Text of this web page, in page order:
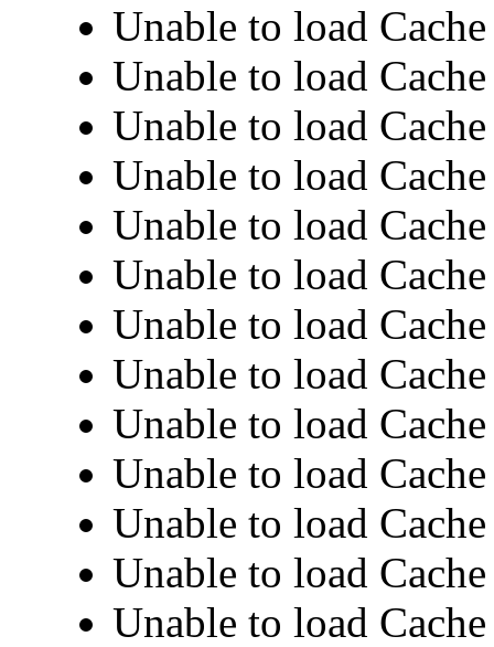
Unable to load
Unable to load
Unable to load
Unable to load
Unable to load
Unable to load
Unable to load
Unable to load
Unable to load
Unable to load
Unable to load
Unable to load
Unable to load